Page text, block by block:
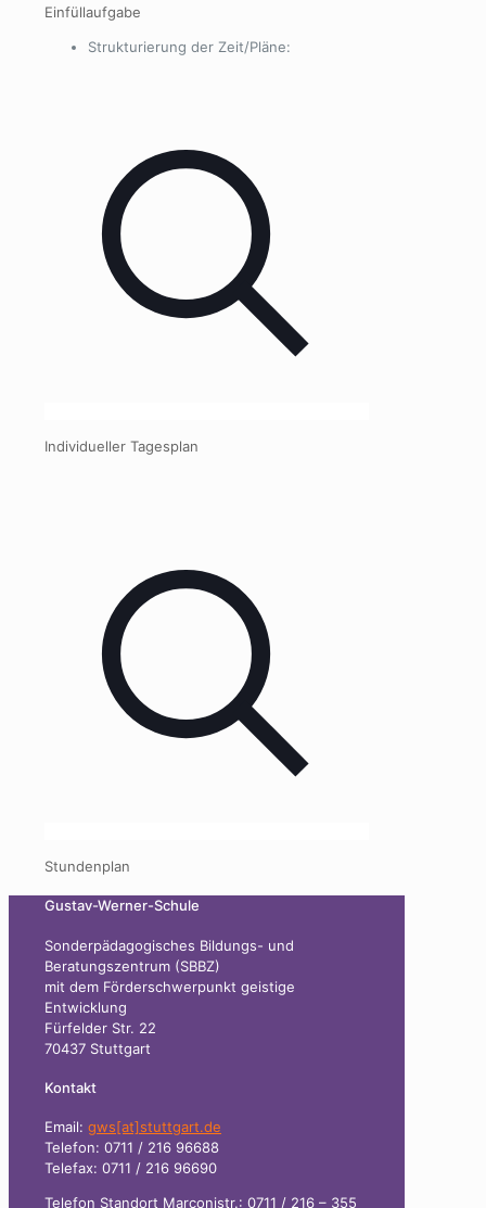
Einfüllaufgabe
Strukturierung der Zeit/Pläne:
Individueller Tagesplan
Stundenplan
Gustav-Werner-Schule
Sonderpädagogisches Bildungs- und
Beratungszentrum (SBBZ)
mit dem Förderschwerpunkt geistige
Entwicklung
Fürfelder Str. 22
70437 Stuttgart
Kontakt
Email: gws[at]stuttgart.de
Telefon: 0711 / 216 96688
Telefax: 0711 / 216 96690
Telefon Standort Marconistr.: 0711 / 216 – 355